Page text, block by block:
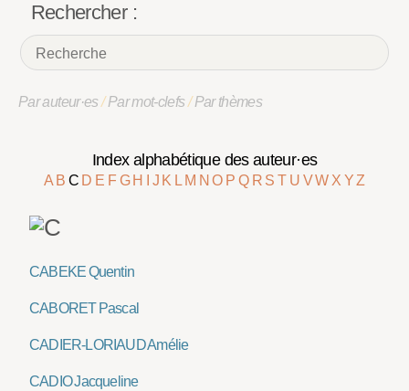
Rechercher :
Par auteur·es/Par mot-clefs/Par thèmes
Index alphabétique des auteur·es
A B C D E F G H J K L M NO P Q R ST U VW X YZ
CABEKE Quentin
CABORET Pascal
CADIER-LORIAUD Amélie
CADIO Jacqueline